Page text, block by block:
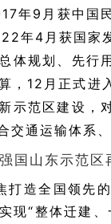
年9月获中国
年4月获国家
体规划、先行
，12月正式进
示范区建设，
交通运输体系
打造全国领先
现“整体迁建